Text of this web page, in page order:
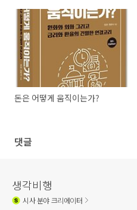
돈은 어떻게 움직이는가?
댓글
생각비행
시사분야 크리에이터